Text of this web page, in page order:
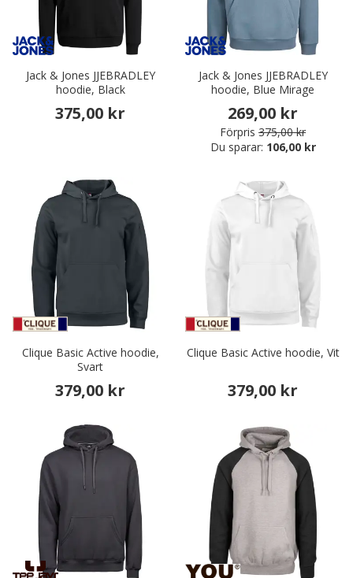
Jack & Jones JJEBRADLEY
hoodie, Black
375,00 kr
Jack & Jones JJEBRADLEY
hoodie, Blue Mirage
269,00 kr
Förpris 375,00 kr
Du sparar: 106,00 kr
Clique Basic Active hoodie,
Svart
379,00 kr
Clique Basic Active hoodie, Vit
379,00 kr